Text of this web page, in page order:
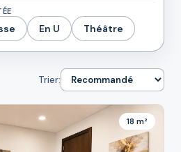
En U Théâtre
Trier:
18 m²